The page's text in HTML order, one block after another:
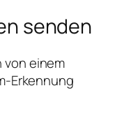
senden
einem
Erkennung